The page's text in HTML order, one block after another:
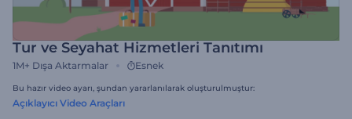
Tur ve Seyahat Hizmetleri Tanıtımı
1M+ Dışa Aktarmalar Esnek
Bu hazır video ayarı, şundan yararlanılarak oluşturulmuştur:
Açıklayıcı Video Araçları